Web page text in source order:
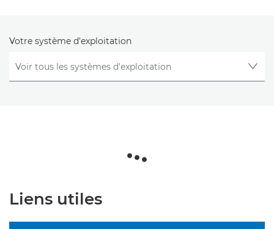
Votre système d'exploitation
Liens utiles